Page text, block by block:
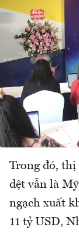
Trong đó, thị
dệt vẫn là
ngạch xuất
11 tỷ USD,